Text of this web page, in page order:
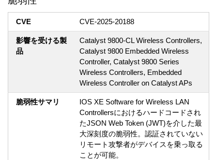
CVE CVE-2025-20188
影響を受ける製
品
Catalyst 9800-CL Wireless Controllers,
Catalyst 9800 Embedded Wireless
Controller, Catalyst 9800 Series
Wireless Controllers, Embedded
Wireless Controller on Catalyst APs
脆弱性サマリ
IOS XE Software for Wireless LAN
Controllersにおけるハードコードされ
たJSON Web Token (JWT)を介した最
大深刻度の脆弱性。認証されていない
リモート攻撃者がデバイスを乗っ取る
ことが可能。